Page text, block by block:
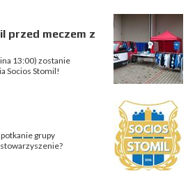
przed meczem z
13:00) zostanie
Socios Stomil!
grupy